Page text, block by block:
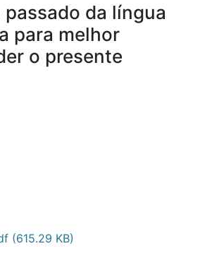
passado da língua
para melhor
o presente
(615.29 KB)